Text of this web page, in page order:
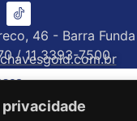
privacidade
46 - Barra
/ 11 3393-7500